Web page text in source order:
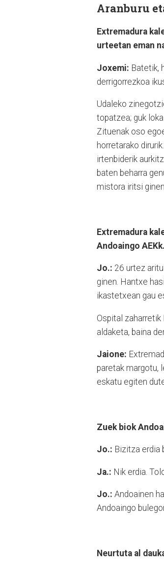
Aranburu
Extremadura
urteetan eman
Joxemi: Batetik,
derrigorrezkoa
Udaleko
topatzea; guk
Zituenak oso
horretarako
irtenbiderik
baten beharra
mistora iritsi
Extremadura
Andoaingo
Jo.: 26 urtez
ginen. Hantxe
ikastetxean gau
Ospital zaharretik
aldaketa, baina
Jaione:
paretak margotu,
eskatu egiten
Zuek biok
Jo.: Bizitza erdia
Ja.: Nik erdia.
Jo.: Andoainen
Andoaingo
Neurtuta al